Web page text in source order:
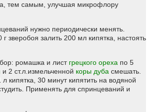
тем самым, улучшая микрофлору
нужно периодически менять.
г зверобоя залить 200 мл кипятка, настоять
ромашка и лист грецкого ореха по 5
и 2 ст.л.измельченной коры дуба смешать.
л кипятка, 30 минут кипятить на водяной
Применять для спринцеваний и